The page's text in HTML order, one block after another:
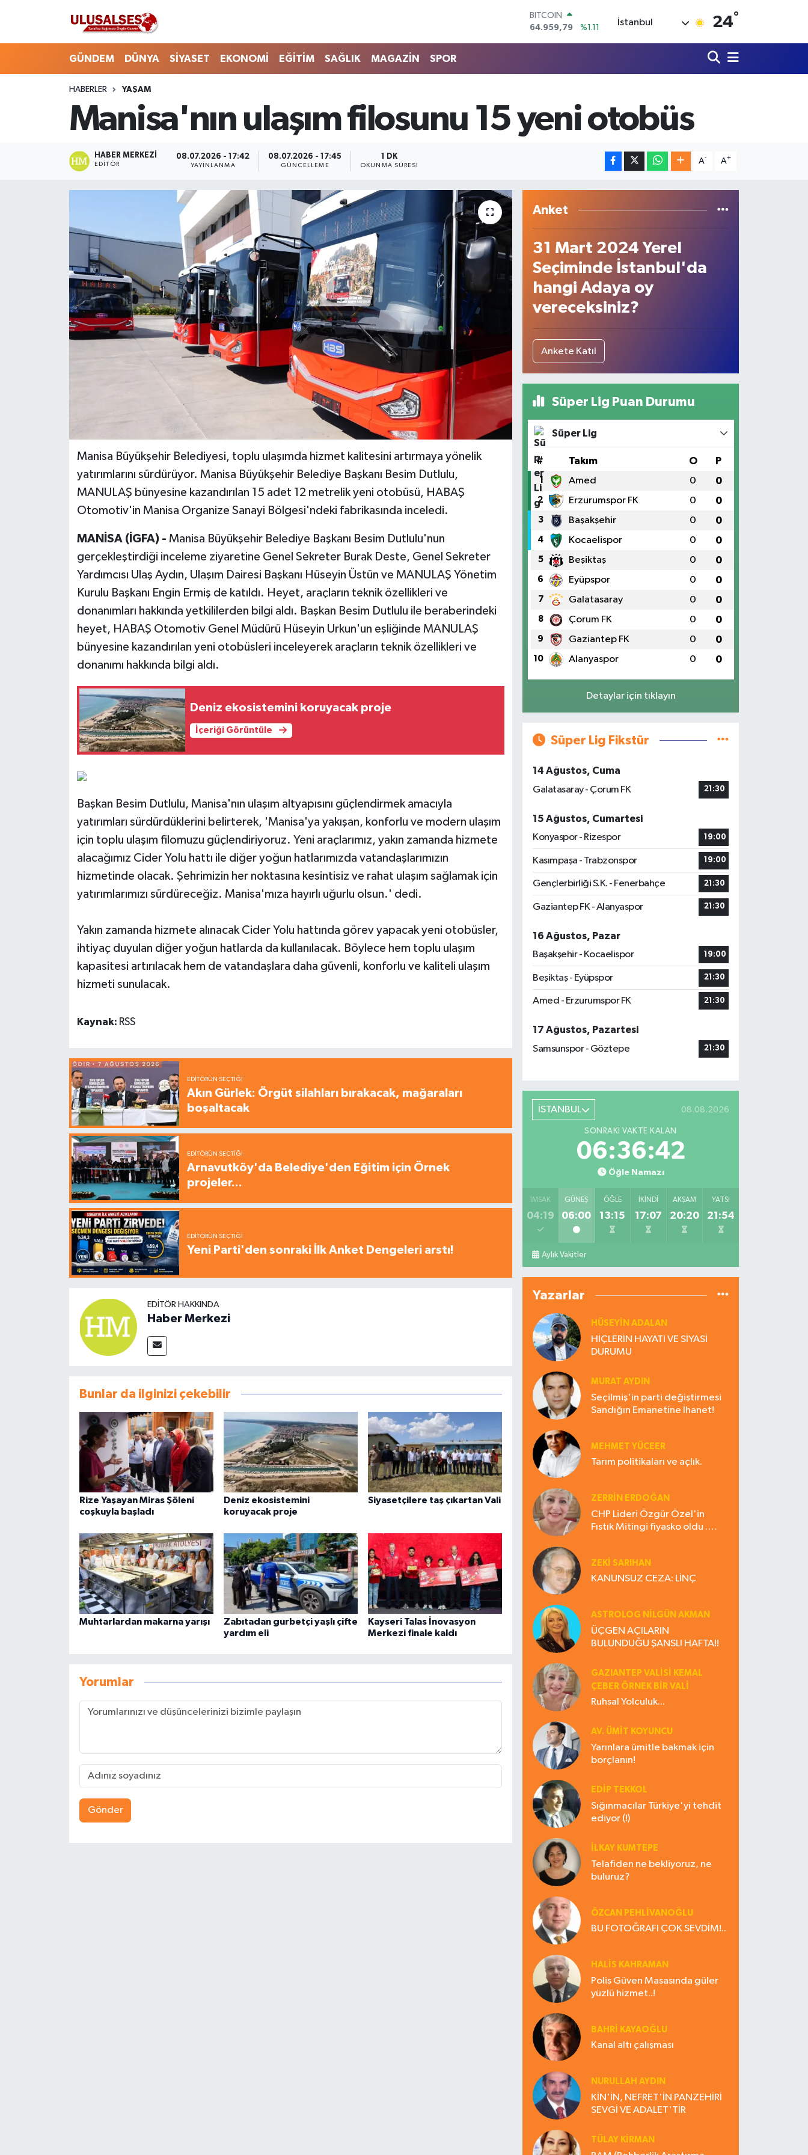
DOLAR
47,7436
%0.18
64,4811
%0.38
BİST100
13.779
İstanbul 24°
GÜNDEM DÜNYA SİYASET EKONOMİ EĞİTİM SAĞLIK MAGAZİN SPOR
HABERLER YAŞAM
Manisa'nın ulaşım filosunu 15 yeni otobüs
HABER MERKEZI
EDITÖR
08.07.2026 - 17:42
YAYINLANMA
08.07.2026 - 17:45
GÜNCELLEME
1 DK
OKUNMA SÜRESI
A- A+
Manisa Büyükşehir Belediyesi, toplu ulaşımda hizmet kalitesini artırmaya yönelik
yatırımlarını sürdürüyor. Manisa Büyükşehir Belediye Başkanı Besim Dutlulu,
MANULAŞ bünyesine kazandırılan 15 adet 12 metrelik yeni otobüsü, HABAŞ
Otomotiv'in Manisa Organize Sanayi Bölgesi'ndeki fabrikasında inceledi.
MANİSA (İGFA) - Manisa Büyükşehir Belediye Başkanı Besim Dutlulu'nun
gerçekleştirdiği inceleme ziyaretine Genel Sekreter Burak Deste, Genel Sekreter
Yardımcısı Ulaş Aydın, Ulaşım Dairesi Başkanı Hüseyin Üstün ve MANULAŞ Yönetim
Kurulu Başkanı Engin Ermiş de katıldı. Heyet, araçların teknik özellikleri ve
donanımları hakkında yetkililerden bilgi aldı. Başkan Besim Dutlulu ile beraberindeki
heyet, HABAŞ Otomotiv Genel Müdürü Hüseyin Urkun'un eşliğinde MANULAŞ
bünyesine kazandırılan yeni otobüsleri inceleyerek araçların teknik özellikleri ve
donanımı hakkında bilgi aldı.
Deniz ekosistemini koruyacak proje
İçeriği Görüntüle
Başkan Besim Dutlulu, Manisa'nın ulaşım altyapısını güçlendirmek amacıyla
yatırımları sürdürdüklerini belirterek, 'Manisa'ya yakışan, konforlu ve modern ulaşım
için toplu ulaşım filomuzu güçlendiriyoruz. Yeni araçlarımız, yakın zamanda hizmete
alacağımız Cider Yolu hattı ile diğer yoğun hatlarımızda vatandaşlarımızın
hizmetinde olacak. Şehrimizin her noktasına kesintisiz ve rahat ulaşım sağlamak için
yatırımlarımızı sürdüreceğiz. Manisa'mıza hayırlı uğurlu olsun.' dedi.
Yakın zamanda hizmete alınacak Cider Yolu hattında görev yapacak yeni otobüsler,
ihtiyaç duyulan diğer yoğun hatlarda da kullanılacak. Böylece hem toplu ulaşım
kapasitesi artırılacak hem de vatandaşlara daha güvenli, konforlu ve kaliteli ulaşım
hizmeti sunulacak.
Kaynak: RSS
EDITÖRÜN SEÇTIĞI
Akın Gürlek: Örgüt silahları bırakacak, mağaraları
boşaltacak
EDITÖRÜN SEÇTIĞI
Arnavutköy'da Belediye'den Eğitim için Örnek
projeler...
EDITÖRÜN SEÇTIĞI
Yeni Parti'den sonraki İlk Anket Dengeleri arstı!
EDITÖR HAKKINDA
Haber Merkezi
Bunlar da ilginizi çekebilir
Rize Yaşayan Miras Şöleni
coşkuyla başladı
Deniz ekosistemini
koruyacak proje
Siyasetçilere taş çıkartan Vali
Muhtarlardan makarna yarışı
Zabıtadan gurbetçi yaşlı çifte
yardım eli
Kayseri Talas İnovasyon
Merkezi finale kaldı
Yorumlar
Gönder
Anket
31 Mart 2024 Yerel
Seçiminde İstanbul'da
hangi Adaya oy
vereceksiniz?
Ankete Katıl
Süper Lig Puan Durumu
Süper Lig
# Takım O P
1 Amed 0 0
2 Erzurumspor FK 0 0
3 Başakşehir 0 0
4 Kocaelispor 0 0
5 Beşiktaş 0 0
6 Eyüpspor 0 0
7 Galatasaray 0 0
8 Çorum FK 0 0
9 Gaziantep FK 0 0
10 Alanyaspor 0 0
Detaylar için tıklayın
Süper Lig Fikstür
14 Ağustos, Cuma
Galatasaray - Çorum FK
21:30
15 Ağustos, Cumartesi
Konyaspor - Rizespor
19:00
Kasımpaşa - Trabzonspor 19:00
Gençlerbirliği S.K. - Fenerbahçe 21:30
Gaziantep FK - Alanyaspor 21:30
16 Ağustos, Pazar
Başakşehir - Kocaelispor
19:00
Beşiktaş - Eyüpspor 21:30
Amed - Erzurumspor FK 21:30
17 Ağustos, Pazartesi
Samsunspor - Göztepe
21:30
İSTANBUL 08.08.2026
SONRAKI VAKTE KALAN
06:36:41
Öğle Namazı
İMSAK
04:19
GÜNEŞ
06:00
ÖĞLE
13:15
İKINDI
17:07
AKŞAM
20:20
YATSI
21:54
Aylık Vakitler
Yazarlar
HÜSEYIN ADALAN
HİÇLERİN HAYATI VE SİYASİ
DURUMU
MURAT AYDIN
Seçilmiş'in parti değiştirmesi
Sandığın Emanetine İhanet!
MEHMET YÜCEER
Tarım politikaları ve açlık.
ZERRIN ERDOĞAN
CHP Lideri Özgür Özel'in
Fıstık Mitingi fiyasko oldu .
ZEKI SARIHAN
KANUNSUZ CEZA: LİNÇ
ASTROLOG NILGÜN AKMAN
ÜÇGEN AÇILARIN
BULUNDUĞU ŞANSLI HAFTA!!
GAZIANTEP VALISI KEMAL
ÇEBER ÖRNEK BİR VALİ
Ruhsal Yolculuk...
AV. ÜMIT KOYUNCU
Yarınlara ümitle bakmak için
borçlanın!
EDIP TEKKOL
Sığınmacılar Türkiye'yi tehdit
ediyor (!)
İLKAY KUMTEPE
Telafiden ne bekliyoruz, ne
buluruz?
ÖZCAN PEHLİVANOĞLU
BU FOTOĞRAFI ÇOK SEVDİM!..
HALIS KAHRAMAN
Polis Güven Masasında güler
yüzlü hizmet..!
BAHRI KAYAOĞLU
Kanal altı çalışması
NURULLAH AYDIN
KİN'İN, NEFRET'İN PANZEHİRİ
SEVGİ VE ADALET'TİR
TÜLAY KİRMAN
GÜNDEM
DÜNYA
SİYASET
MAGAZİN
Hava Durumu
Trafik Durumu
Süper Lig Puan Durumu ve Fikstür
Son Dakika Haberleri